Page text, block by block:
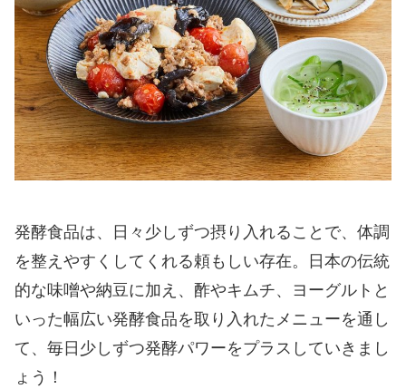
発酵食品は、日々少しずつ摂り入れることで、体調
を整えやすくしてくれる頼もしい存在。日本の伝統
的な味噌や納豆に加え、酢やキムチ、ヨーグルトと
いった幅広い発酵食品を取り入れたメニューを通し
て、毎日少しずつ発酵パワーをプラスしていきまし
ょう！